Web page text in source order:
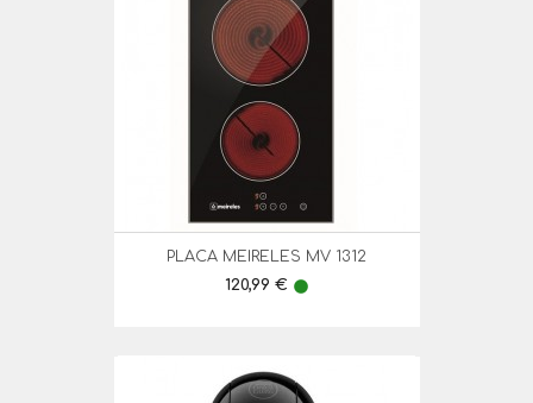
PLACA MEIRELES MV 1312
Preço
120,99 € lens